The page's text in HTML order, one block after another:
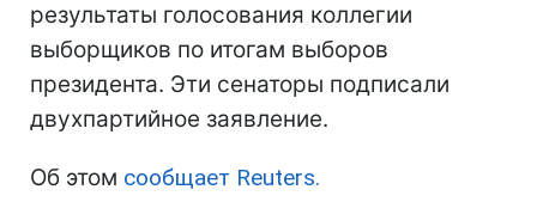
результаты голосования коллегии
выборщиков по итогам выборов
президента. Эти сенаторы подписали
двухпартийное заявление.
Об этом сообщает Reuters.